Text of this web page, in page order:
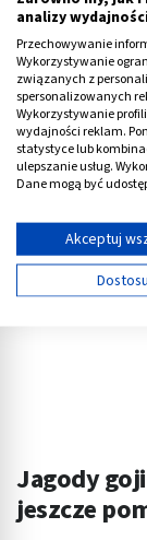
działanie
oczu oraz
nerwowego.
Jagody
jeszcze
analizy
Przechowywanie
Wykorzystywanie
związanych z
spersonalizowanych
Wykorzystywanie
wydajności reklam.
statystyce lub
ulepszanie usług.
Dane mogą być
Wyświetl listę
Używamy Twoich
Cele przetwarzania
reklam
Wykorzystanie
Akceptuj